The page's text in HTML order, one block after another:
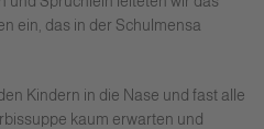
ein, das in der Schulmensa
Kindern in die Nase und fast alle
kaum erwarten und